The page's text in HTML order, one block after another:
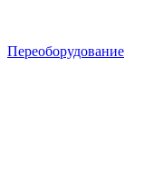
Переоборудование